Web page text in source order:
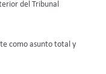
del Tribunal
como asunto total y